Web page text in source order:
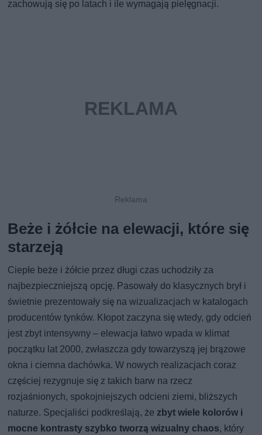
zachowują się po latach i ile wymagają pielęgnacji.
Beże i żółcie na elewacji, które się
starzeją
Ciepłe beże i żółcie przez długi czas uchodziły za
najbezpieczniejszą opcję. Pasowały do klasycznych brył i
świetnie prezentowały się na wizualizacjach w katalogach
producentów tynków. Kłopot zaczyna się wtedy, gdy odcień
jest zbyt intensywny – elewacja łatwo wpada w klimat
początku lat 2000, zwłaszcza gdy towarzyszą jej brązowe
okna i ciemna dachówka. W nowych realizacjach coraz
częściej rezygnuje się z takich barw na rzecz
rozjaśnionych, spokojniejszych odcieni ziemi, bliższych
naturze. Specjaliści podkreślają, że zbyt wiele kolorów i
mocne kontrasty szybko tworzą wizualny chaos, który